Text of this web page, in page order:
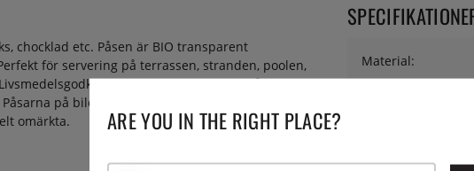
chocklad etc. Påsen är BIO transparent
för servering på terrassen, stranden, poolen,
och är fullt vattentät. Tål värme
på bilden har logga för att visa exempel på
omärkta.
Material:
ARE YOU IN THE RIGHT PLACE?